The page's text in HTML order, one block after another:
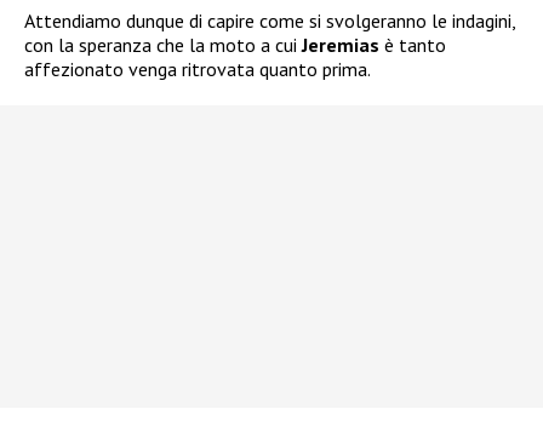
Attendiamo dunque di capire come si svolgeranno le indagini,
con la speranza che la moto a cuiJeremias è tanto
affezionato venga ritrovata quanto prima.